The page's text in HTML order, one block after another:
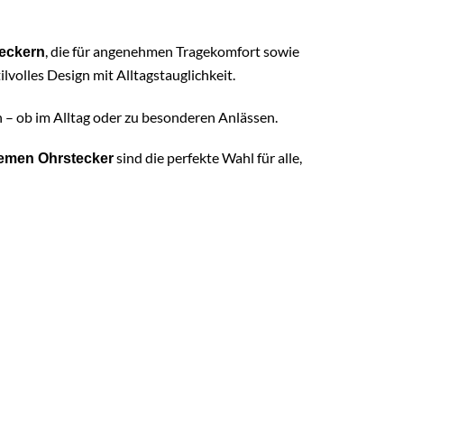
, die für angenehmen Tragekomfort sowie
Design mit Alltagstauglichkeit.
ob im Alltag oder zu besonderen Anlässen.
Ohrsteckersind die perfekte Wahl für alle,